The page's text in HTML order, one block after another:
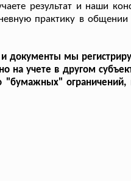
результат и наши
практику в
документы мы
на учете в другом
"бумажных"